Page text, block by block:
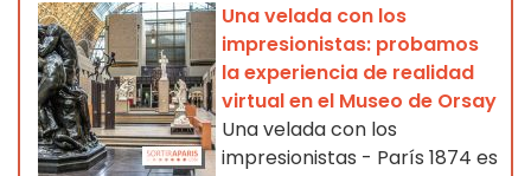
Una velada con los
impresionistas: probamos
la experiencia de realidad
virtual en el Museo de Orsay
Una velada con los
impresionistas - París 1874 es